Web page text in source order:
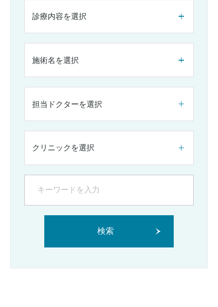
診療内容を選択
施術名を選択
担当ドクターを選択
クリニックを選択
検索